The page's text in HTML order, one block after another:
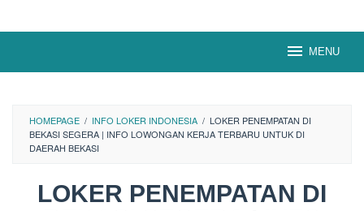
MENU
HOMEPAGE / INFO LOKER INDONESIA / LOKER PENEMPATAN DI
BEKASI SEGERA | INFO LOWONGAN KERJA TERBARU UNTUK DI
DAERAH BEKASI
LOKER PENEMPATAN DI